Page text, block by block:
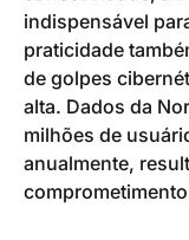
indispensável
praticidade
de golpes
alta. Dados da
milhões de
anualmente,